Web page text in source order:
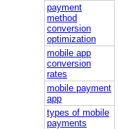
payment
method
conversion
optimization
mobile app
conversion
rates
mobile payment
app
types of mobile
payments